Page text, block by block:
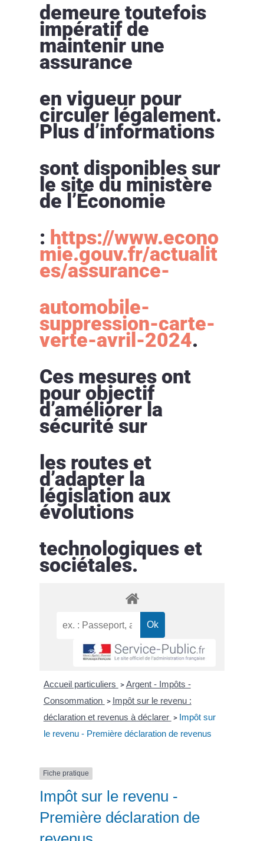
demeure toutefois
impératif de
maintenir une
assurance
en vigueur pour
circuler légalement.
Plus d’informations
sont disponibles sur
le site du ministère
de l’Économie
: https://www.econo
mie.gouv.fr/actualit
es/assurance-
automobile-
suppression-carte-
verte-avril-2024.
Ces mesures ont
pour objectif
d’améliorer la
sécurité sur
les routes et
d’adapter la
législation aux
évolutions
technologiques et
sociétales.
Accueil particuliers > Argent - Impôts -
Consommation > Impôt sur le revenu :
déclaration et revenus à déclarer > Impôt sur
le revenu - Première déclaration de revenus
Fiche pratique
Impôt sur le revenu -
Première déclaration de